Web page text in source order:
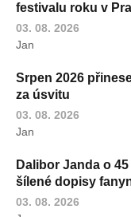
festivalu roku v
03. 08. 2026
Jan
Srpen 2026
za úsvitu
03. 08. 2026
Jan
Dalibor Janda o
šílené dopisy
03. 08. 2026